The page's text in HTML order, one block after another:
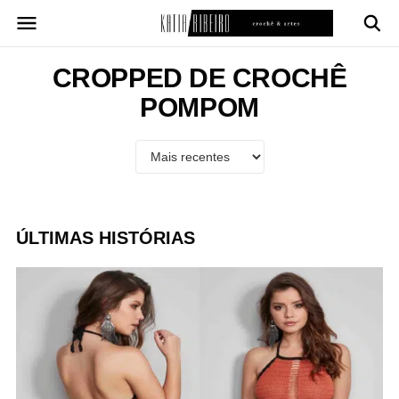
para
conteúdoCROPPED DE CROCHÊ
POMPOM
ÚLTIMAS HISTÓRIAS